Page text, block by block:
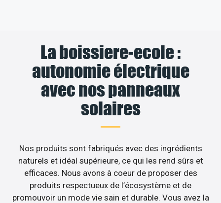
La boissiere-ecole :
autonomie électrique
avec nos panneaux
solaires
Nos produits sont fabriqués avec des ingrédients
naturels et idéal supérieure, ce qui les rend sûrs et
efficaces. Nous avons à coeur de proposer des
produits respectueux de l’écosystème et de
promouvoir un mode vie sain et durable. Vous avez la